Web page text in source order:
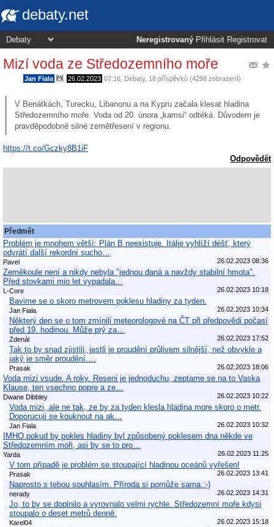
debaty.net
Neregistrovaný Přihlásit Registrovat
Mizí voda ze Středozemního moře
Jan Fiala 26.02.2023 07:16 Debaty, 18 příspěvků (4298 zobrazení)
V Benátkách, Turecku, Libanonu a na Kypru začala klesat hladina
Středozemního moře. Voda od 20. února „kamsi“ odtéká. Důvodem je
pravděpodobně silné zemětřesení v regionu.
https://t.co/Gczky8B1iF
Odpovědět
Předmět
Problém je mnohem větší: Plán B neexistuje. Itálie vyhlíží déšť, který
odvrátí další rekordní sucho…
Pavel 26.02.2023 08:36
Zeměkoule není a nikdy nebyla "jednou daná a navždy stabilní hmota".
Před stovkami mio let vypadala…
L-Core 26.02.2023 10:18
Bavime se o skoro metrovem poklesu hladiny za tyden.
Jan Fiala 26.02.2023 10:34
Některý den se o tom zmínili meteorologové na ČT při předpovědi počasí
před 19. hodinou. Může prý za…
Zdenál 26.02.2023 17:52
Tak to by snad zjistili, jestli je proudění průlivem silnější, než obvykle a
jaký je směr proudění.…
Prasak 26.02.2023 18:06
Voda mizi vsude. A roky. Reseni je jednoduchu, zeptame se na to Vaska
Klause, ten vsechno popre a ze…
Dwane Dibbley 26.02.2023 10:22
Voda mizi, ale ne tak, ze by za tyden klesla hladina more skoro o metr.
Doporucuji se kouknout na ak…
Jan Fiala 26.02.2023 10:32
IMHO pokud by pokles hladiny byl způsobený poklesem dna někde ve
Středozemním moři, asi by se to pro…
Yarda 26.02.2023 11:25
V tom případě je problém se stoupající hladinou oceánů vyřešen!
Prasak 26.02.2023 13:41
Naprosto s tebou souhlasím. Příroda si pomůže sama.:-)
nerady 26.02.2023 14:31
Jo, to by se doplnilo a vyrovnalo velmi rychle. Středozemní moře kdysi
stoupalo o deset metrů denně.
Karel04 26.02.2023 15:18